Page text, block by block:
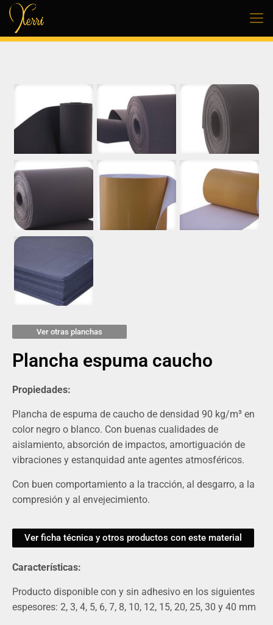
Ver otras planchas
Plancha espuma caucho
Propiedades:
Plancha de espuma de caucho de densidad 90 kg/m³ en
color negro o blanco. Con buenas cualidades de
aislamiento, absorción de impactos, amortiguación de
vibraciones y estanquidad ante agentes atmosféricos.
Con buen comportamiento a la tracción, al desgarro, a la
compresión y al envejecimiento.
Ver ficha técnica y otros productos con este material
Características:
Producto disponible con y sin adhesivo en los siguientes
espesores: 2, 3, 4, 5, 6, 7, 8, 10, 12, 15, 20, 25, 30 y 40 mm